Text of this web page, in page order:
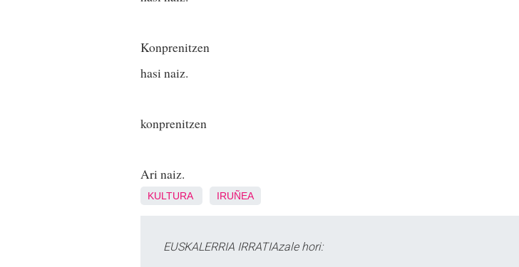
Konprenitzen
hasi naiz.
konprenitzen
Ari naiz.
KULTURA IRUÑEA
EUSKALERRIA IRRATIAzale hori: